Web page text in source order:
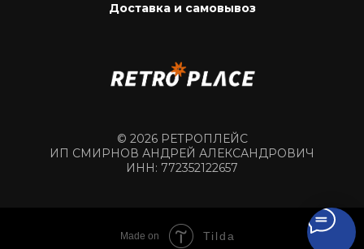
Доставка и самовывоз
© 2026 РЕТРОПЛЕЙС
ИП СМИРНОВ АНДРЕЙ АЛЕКСАНДРОВИЧ
ИНН: 772352122657
Made on Tilda